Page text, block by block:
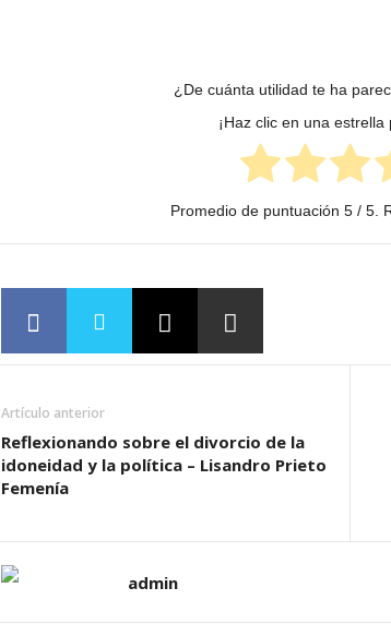
¿De cuánta utilidad te ha
¡Haz clic en una
Promedio de puntuación 5/ 5.
Artículo anterior
Reflexionando sobre el divorcio de la
idoneidad y la política – Lisandro Prieto
Femenía
admin